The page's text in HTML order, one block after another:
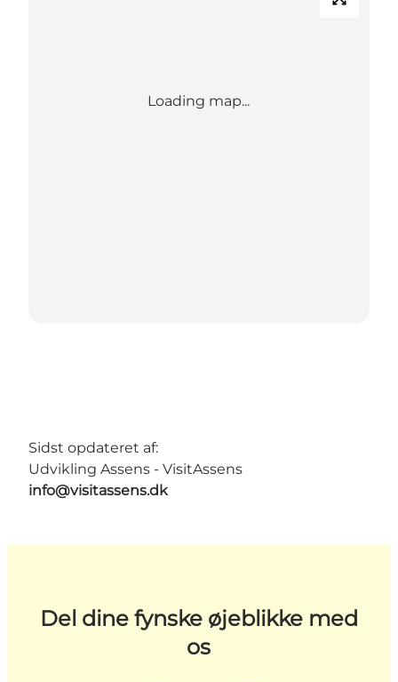
Loading map...
Sidst opdateret af:
Udvikling Assens - VisitAssens
info@visitassens.dk
Del dine fynske øjeblikke med
os